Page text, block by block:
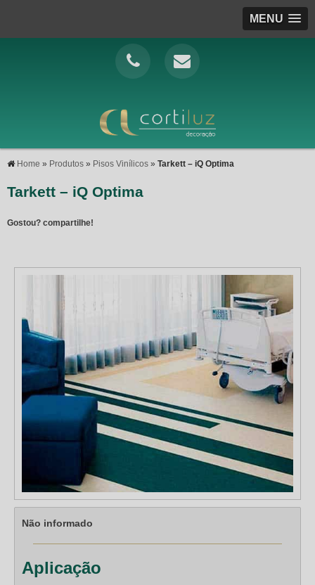
MENU
Home » Produtos » Pisos Vinílicos » Tarkett – iQ Optima
Tarkett – iQ Optima
Gostou? compartilhe!
Não informado
Aplicação